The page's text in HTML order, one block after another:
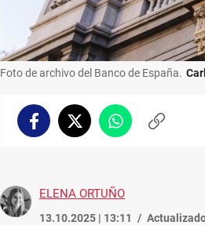
Foto de archivo del Banco de España.
FacebookTwitterWhatsappCopiar
ELENA ORTUÑO
13.10.2025 | 13:11